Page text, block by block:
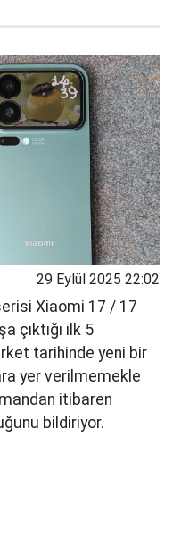
29 Eylül 2025 22:02
Xiaomi 17 / 17
çıktığı ilk 5
tarihinde yeni bir
yer verilmemekle
itibaren
bildiriyor.